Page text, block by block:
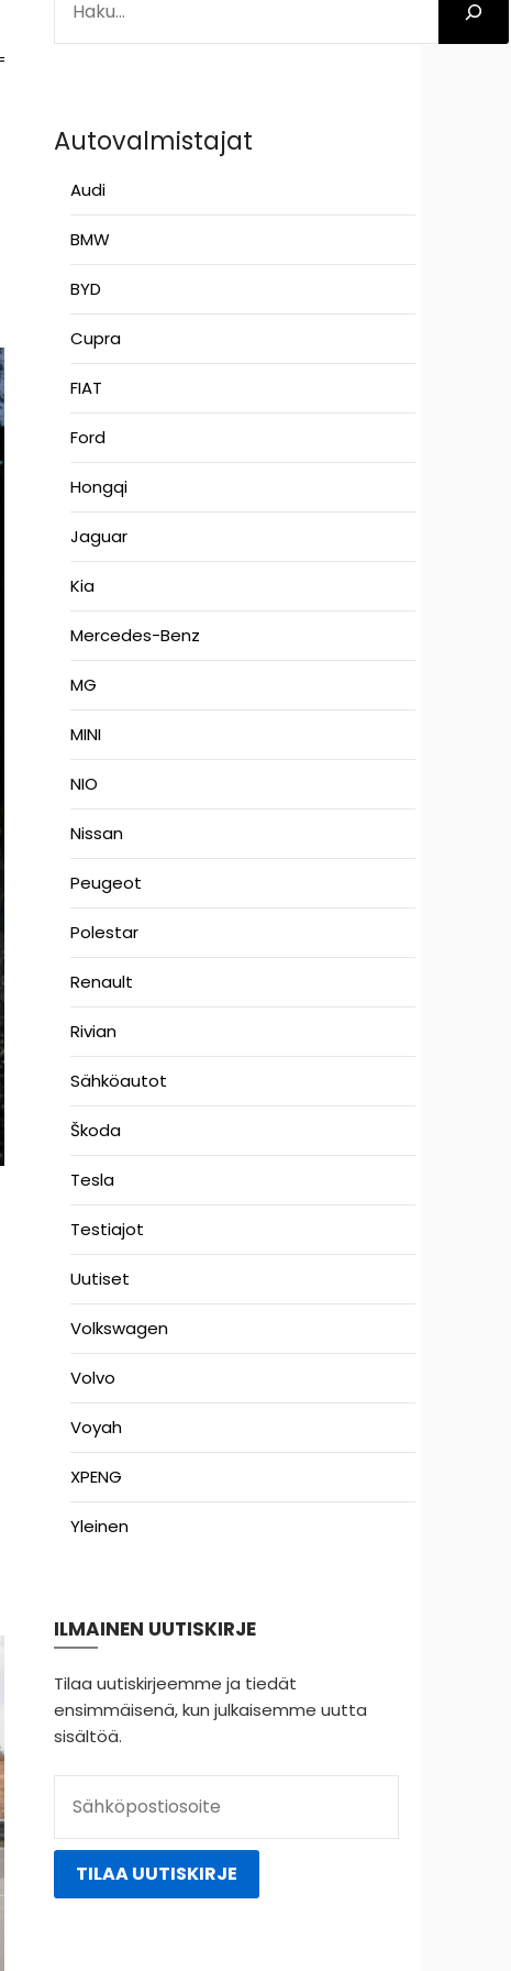
Autovalmistajat
Audi
BMW
BYD
Cupra
FIAT
Ford
Hongqi
Jaguar
Kia
Mercedes-Benz
MG
MINI
NIO
Nissan
Peugeot
Polestar
Renault
Rivian
Sähköautot
Škoda
Tesla
Testiajot
Uutiset
Volkswagen
Volvo
Voyah
XPENG
Yleinen
ILMAINEN UUTISKIRJE
Tilaa uutiskirjeemme ja tiedät
ensimmäisenä, kun julkaisemme uutta
sisältöä.